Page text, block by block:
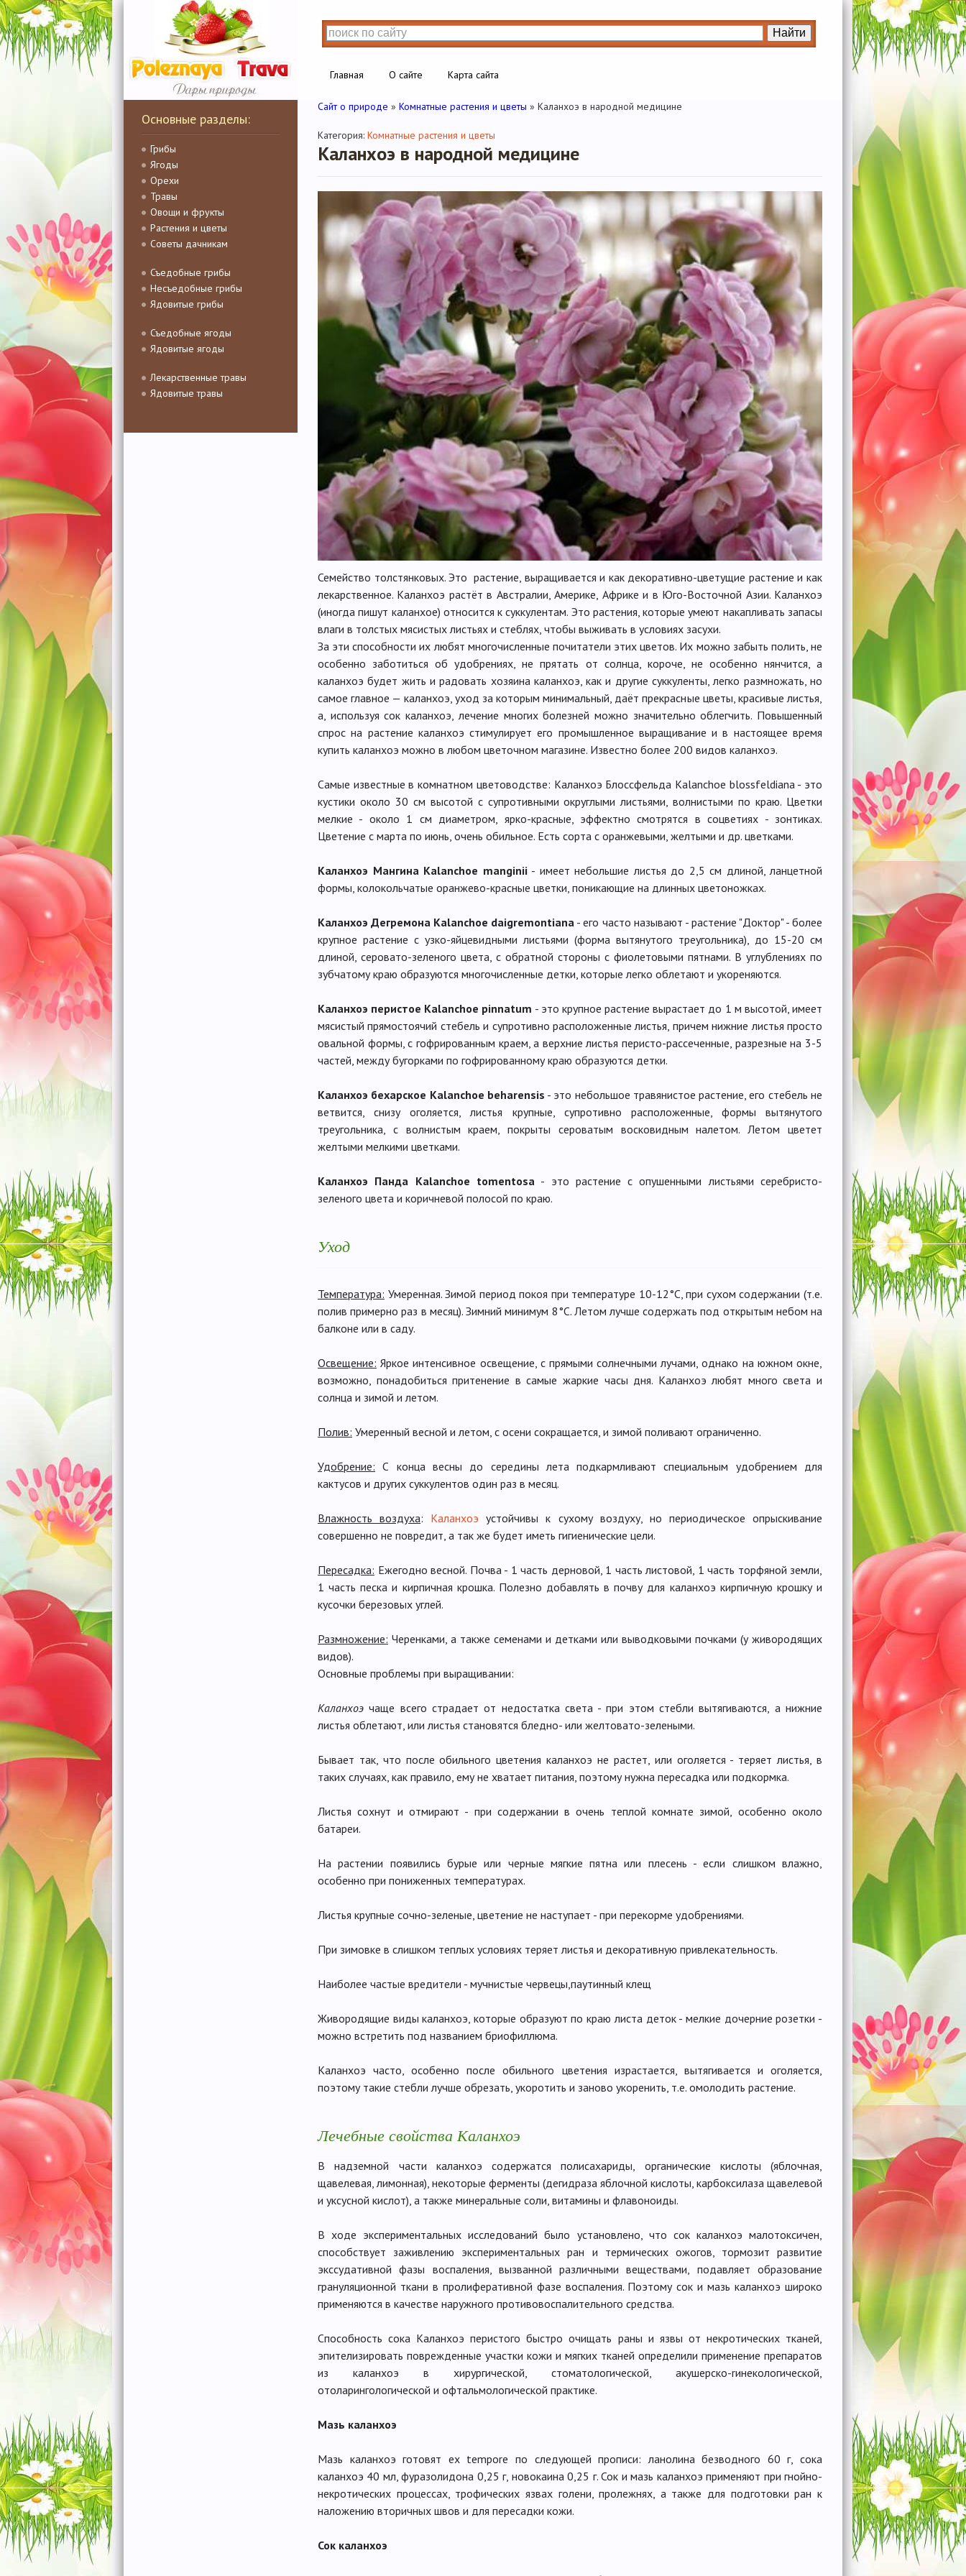
Главная О сайте Карта сайта
Основные разделы:
Грибы
Ягоды
Орехи
Травы
Овощи и фрукты
Растения и цветы
Советы дачникам
Съедобные грибы
Несъедобные грибы
Ядовитые грибы
Съедобные ягоды
Ядовитые ягоды
Лекарственные травы
Ядовитые травы
Сайт о природе » Комнатные растения и цветы » Каланхоэ в народной медицине
Категория: Комнатные растения и цветы
Каланхоэ в народной медицине
Семейство толстянковых. Это растение, выращивается и как декоративно-цветущие растение и как
лекарственное. Каланхоэ растёт в Австралии, Америке, Африке и в Юго-Восточной Азии. Каланхоэ
(иногда пишут каланхое) относится к суккулентам. Это растения, которые умеют накапливать запасы
влаги в толстых мясистых листьях и стеблях, чтобы выживать в условиях засухи.
За эти способности их любят многочисленные почитатели этих цветов. Их можно забыть полить, не
особенно заботиться об удобрениях, не прятать от солнца, короче, не особенно нянчится, а
каланхоэ будет жить и радовать хозяина каланхоэ, как и другие суккуленты, легко размножать, но
самое главное — каланхоэ, уход за которым минимальный, даёт прекрасные цветы, красивые листья,
а, используя сок каланхоэ, лечение многих болезней можно значительно облегчить. Повышенный
спрос на растение каланхоэ стимулирует его промышленное выращивание и в настоящее время
купить каланхоэ можно в любом цветочном магазине. Известно более 200 видов каланхоэ.
Самые известные в комнатном цветоводстве: Каланхоэ Блоссфельда Kalanchoe blossfeldiana - это
кустики около 30 см высотой с супротивными округлыми листьями, волнистыми по краю. Цветки
мелкие - около 1 см диаметром, ярко-красные, эффектно смотрятся в соцветиях - зонтиках.
Цветение с марта по июнь, очень обильное. Есть сорта с оранжевыми, желтыми и др. цветками.
Каланхоэ Мангина Kalanchoe manginii- имеет небольшие листья до 2,5 см длиной, ланцетной
формы, колокольчатые оранжево-красные цветки, поникающие на длинных цветоножках.
Каланхоэ Дегремона Kalanchoe daigremontiana - его часто называют - растение "Доктор" - более
крупное растение с узко-яйцевидными листьями (форма вытянутого треугольника), до 15-20 см
длиной, серовато-зеленого цвета, с обратной стороны с фиолетовыми пятнами. В углублениях по
зубчатому краю образуются многочисленные детки, которые легко облетают и укореняются.
Каланхоэ перистое Kalanchoe pinnatum - это крупное растение вырастает до 1 м высотой, имеет
мясистый прямостоячий стебель и супротивно расположенные листья, причем нижние листья просто
овальной формы, с гофрированным краем, а верхние листья перисто-рассеченные, разрезные на 3-5
частей, между бугорками по гофрированному краю образуются детки.
Каланхоэ бехарское Kalanchoe beharensis - это небольшое травянистое растение, его стебель не
ветвится, снизу оголяется, листья крупные, супротивно расположенные, формы вытянутого
треугольника, с волнистым краем, покрыты сероватым восковидным налетом. Летом цветет
желтыми мелкими цветками.
Каланхоэ Панда Kalanchoe tomentosa - это растение с опушенными листьями серебристо-
зеленого цвета и коричневой полосой по краю.
Уход
Температура: Умеренная. Зимой период покоя при температуре 10-12°С, при сухом содержании (т.е.
полив примерно раз в месяц). Зимний минимум 8°С. Летом лучше содержать под открытым небом на
балконе или в саду.
Освещение: Яркое интенсивное освещение, с прямыми солнечными лучами, однако на южном окне,
возможно, понадобиться притенение в самые жаркие часы дня. Каланхоэ любят много света и
солнца и зимой и летом.
Полив: Умеренный весной и летом, с осени сокращается, и зимой поливают ограниченно.
Удобрение: С конца весны до середины лета подкармливают специальным удобрением для
кактусов и других суккулентов один раз в месяц.
Влажность воздуха: Каланхоэ устойчивы к сухому воздуху, но периодическое опрыскивание
совершенно не повредит, а так же будет иметь гигиенические цели.
Пересадка: Ежегодно весной. Почва - 1 часть дерновой, 1 часть листовой, 1 часть торфяной земли,
1 часть песка и кирпичная крошка. Полезно добавлять в почву для каланхоэ кирпичную крошку и
кусочки березовых углей.
Размножение: Черенками, а также семенами и детками или выводковыми почками (у живородящих
видов).
Основные проблемы при выращивании:
Каланхоэ чаще всего страдает от недостатка света - при этом стебли вытягиваются, а нижние
листья облетают, или листья становятся бледно- или желтовато-зелеными.
Бывает так, что после обильного цветения каланхоэ не растет, или оголяется - теряет листья, в
таких случаях, как правило, ему не хватает питания, поэтому нужна пересадка или подкормка.
Листья сохнут и отмирают - при содержании в очень теплой комнате зимой, особенно около
батареи.
На растении появились бурые или черные мягкие пятна или плесень - если слишком влажно,
особенно при пониженных температурах.
Листья крупные сочно-зеленые, цветение не наступает - при перекорме удобрениями.
При зимовке в слишком теплых условиях теряет листья и декоративную привлекательность.
Наиболее частые вредители - мучнистые червецы,паутинный клещ
Живородящие виды каланхоэ, которые образуют по краю листа деток - мелкие дочерние розетки -
можно встретить под названием бриофиллюма.
Каланхоэ часто, особенно после обильного цветения израстается, вытягивается и оголяется,
поэтому такие стебли лучше обрезать, укоротить и заново укоренить, т.е. омолодить растение.
Лечебные свойства Каланхоэ
В надземной части каланхоэ содержатся полисахариды, органические кислоты (яблочная,
щавелевая, лимонная), некоторые ферменты (дегидраза яблочной кислоты, карбоксилаза щавелевой
и уксусной кислот), а также минеральные соли, витамины и флавоноиды.
В ходе экспериментальных исследований было установлено, что сок каланхоэ малотоксичен,
способствует заживлению экспериментальных ран и термических ожогов, тормозит развитие
экссудативной фазы воспаления, вызванной различными веществами, подавляет образование
грануляционной ткани в пролиферативной фазе воспаления. Поэтому сок и мазь каланхоэ широко
применяются в качестве наружного противовоспалительного средства.
Способность сока Каланхоэ перистого быстро очищать раны и язвы от некротических тканей,
эпителизировать поврежденные участки кожи и мягких тканей определили применение препаратов
из каланхоэ в хирургической, стоматологической, акyшерско-rинекологической,
отоларингологической и офтальмологической практике.
Мазь каланхоэ
Мазь каланхоэ готовят ех tempore по следующей прописи: ланолина безводного 60 г, сока
каланхоэ 40 мл, фуразолидона 0,25 г, новокаина 0,25 г. Сок и мазь каланхоэ применяют при гнойно-
некротических процессах, трофических язвах голени, пролежнях, а также для подготовки ран к
наложению вторичных швов и для пересадки кожи.
Сок каланхоэ